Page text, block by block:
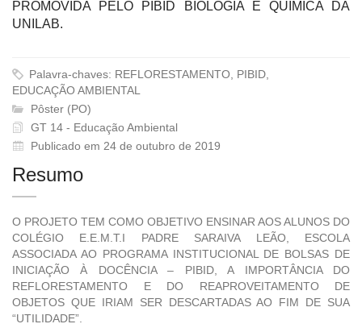
PROMOVIDA PELO PIBID BIOLOGIA E QUÍMICA DA
UNILAB.
Palavra-chaves: REFLORESTAMENTO, PIBID,
EDUCAÇÃO AMBIENTAL
Pôster (PO)
GT 14 - Educação Ambiental
Publicado em 24 de outubro de 2019
Resumo
O PROJETO TEM COMO OBJETIVO ENSINAR AOS ALUNOS DO
COLÉGIO E.E.M.T.I PADRE SARAIVA LEÃO, ESCOLA
ASSOCIADA AO PROGRAMA INSTITUCIONAL DE BOLSAS DE
INICIAÇÃO À DOCÊNCIA – PIBID, A IMPORTÂNCIA DO
REFLORESTAMENTO E DO REAPROVEITAMENTO DE
OBJETOS QUE IRIAM SER DESCARTADAS AO FIM DE SUA
“UTILIDADE”.